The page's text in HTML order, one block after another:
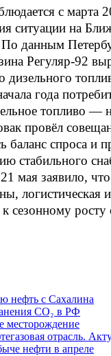
с марта
ситуации на
данным
Регуляр‑92
дизельного
года
топливо —
провёл
баланс спроса и
стабильного
мая заявило, что
логистическая
сезонному росту
нефть с Сахалина
CO₂ в РФ
месторождение
отрасль.
нефти в апреле